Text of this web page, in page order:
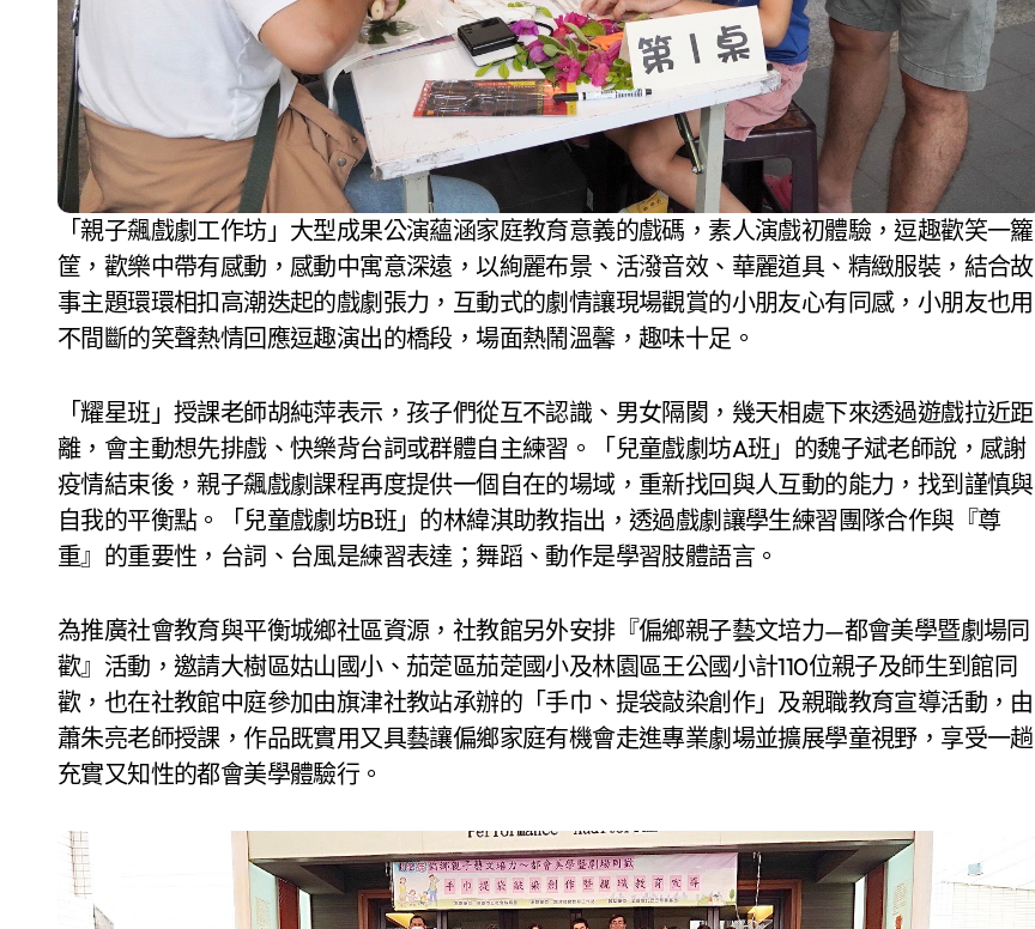
「親子飆戲劇工作坊」大型成果公演蘊涵家庭教育意義的戲碼，素人演戲初體驗，逗趣歡笑一籮
筐，歡樂中帶有感動，感動中寓意深遠，以絢麗布景、活潑音效、華麗道具、精緻服裝，結合故
事主題環環相扣高潮迭起的戲劇張力，互動式的劇情讓現場觀賞的小朋友心有同感，小朋友也用
不間斷的笑聲熱情回應逗趣演出的橋段，場面熱鬧溫馨，趣味十足。
「耀星班」授課老師胡純萍表示，孩子們從互不認識、男女隔閡，幾天相處下來透過遊戲拉近距
離，會主動想先排戲、快樂背台詞或群體自主練習。「兒童戲劇坊A班」的魏子斌老師說，感謝
疫情結束後，親子飆戲劇課程再度提供一個自在的場域，重新找回與人互動的能力，找到謹慎與
自我的平衡點。「兒童戲劇坊B班」的林緯淇助教指出，透過戲劇讓學生練習團隊合作與『尊
重』的重要性，台詞、台風是練習表達；舞蹈、動作是學習肢體語言。
為推廣社會教育與平衡城鄉社區資源，社教館另外安排『偏鄉親子藝文培力—都會美學暨劇場同
歡』活動，邀請大樹區姑山國小、茄萣區茄萣國小及林園區王公國小計110位親子及師生到館同
歡，也在社教館中庭參加由旗津社教站承辦的「手巾、提袋敲染創作」及親職教育宣導活動，由
蕭朱亮老師授課，作品既實用又具藝讓偏鄉家庭有機會走進專業劇場並擴展學童視野，享受一趟
充實又知性的都會美學體驗行。